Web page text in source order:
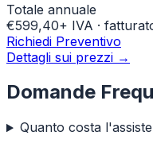
Totale annuale
€599,40+ IVA ·
Richiedi Preventivo
Dettagli sui prezzi →
Domande
Quanto costa